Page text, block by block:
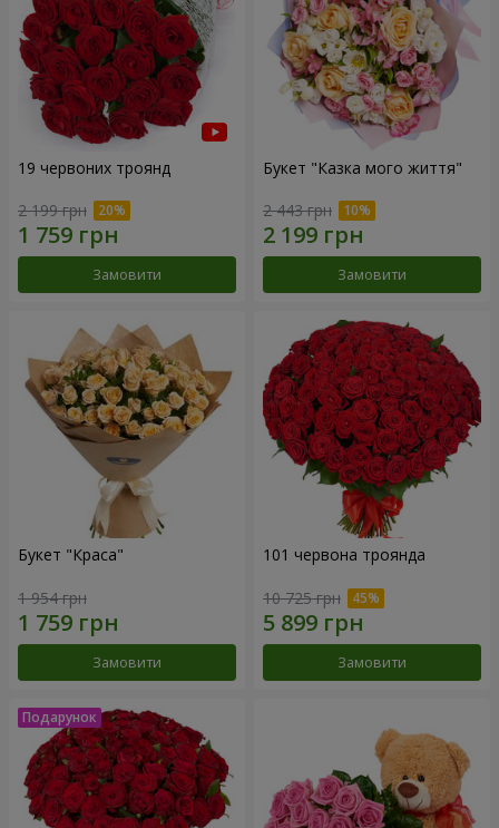
19 червоних троянд
2 199 грн
Замовити
Букет "Казка мого життя"
2 443 грн
Замовити
Букет "Краса"
1 954 грн
Замовити
101 червона троянда
10 725 грн
Замовити